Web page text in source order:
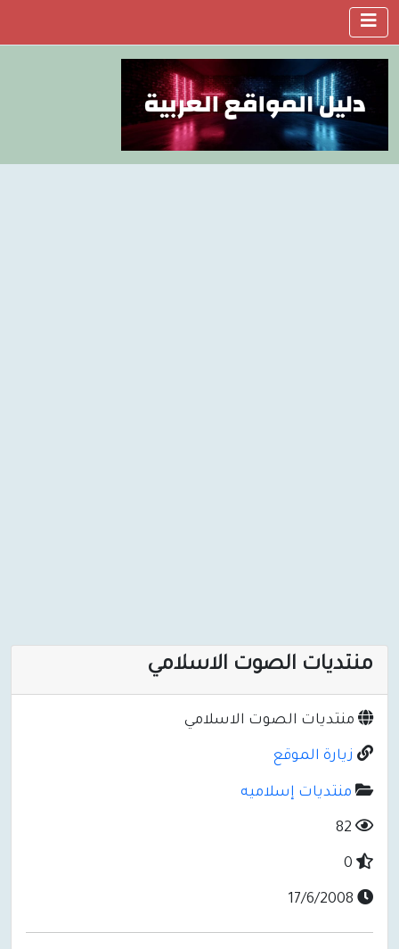
منتديات الصوت الاسلامي
منتديات الصوت الاسلامي
زيارة الموقع
منتديات إسلاميه